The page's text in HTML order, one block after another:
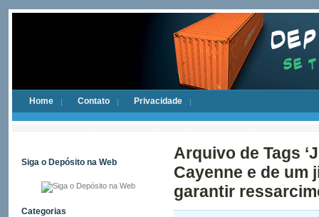
Home Contato Privacidade
Siga o Depósito na Web
Categorias
Arquivo de Tags
Cayenne e de um
garantir